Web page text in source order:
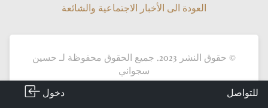
العودة الى الأخبار الاجتماعية والشائعة
© حقوق النشر 2023. جميع الحقوق محفوظة لـ حسين
سجواني
للتواصل
دخول